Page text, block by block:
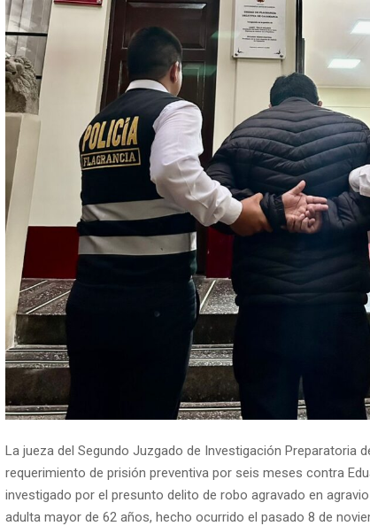
La jueza del Segundo Juzgado de Investigación Preparatoria
requerimiento de prisión preventiva por seis meses contra
investigado por el presunto delito de robo agravado en
adulta mayor de 62 años, hecho ocurrido el pasado 8 de